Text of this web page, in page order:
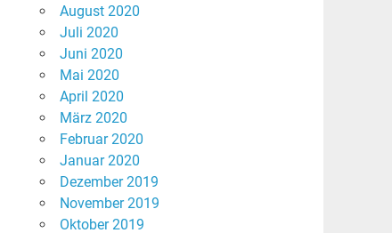
August 2020
Juli 2020
Juni 2020
Mai 2020
April 2020
März 2020
Februar 2020
Januar 2020
Dezember 2019
November 2019
Oktober 2019